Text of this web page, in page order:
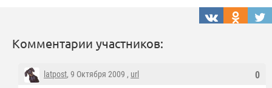
Комментарии участников:
0
latpost, 9 Октября 2009 , url